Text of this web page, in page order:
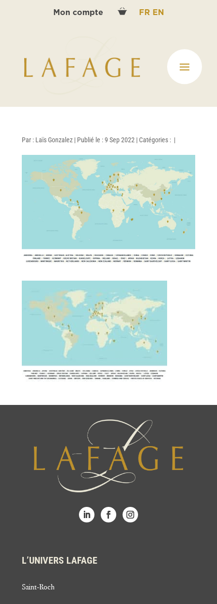
Mon compte FR EN
Par : Laïs Gonzalez | Publié le : 9 Sep 2022 | Catégories : |
L’UNIVERS LAFAGE
Saint-Roch